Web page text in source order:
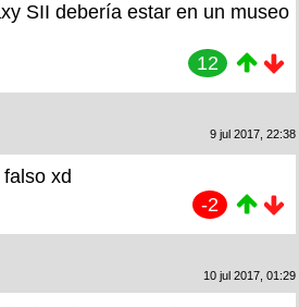
SII debería estar en un museo
12
9 jul 2017, 22:38
xd
-2
10 jul 2017, 01:29